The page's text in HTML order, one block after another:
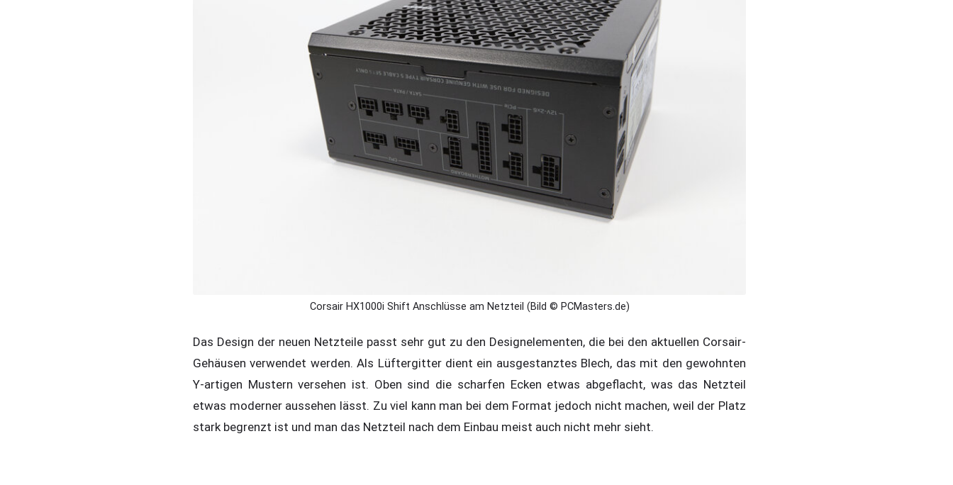
Corsair HX1000i Shift Anschlüsse am Netzteil (Bild © PCMasters.de)
Das Design der neuen Netzteile passt sehr gut zu den Designelementen, die bei den aktuellen Corsair-
Gehäusen verwendet werden. Als Lüftergitter dient ein ausgestanztes Blech, das mit den gewohnten
Y-artigen Mustern versehen ist. Oben sind die scharfen Ecken etwas abgeflacht, was das Netzteil
etwas moderner aussehen lässt. Zu viel kann man bei dem Format jedoch nicht machen, weil der Platz
stark begrenzt ist und man das Netzteil nach dem Einbau meist auch nicht mehr sieht.